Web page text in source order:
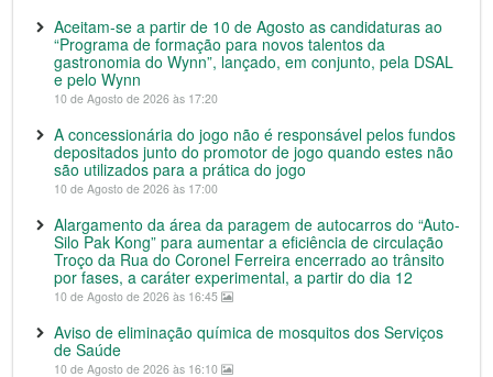
Aceitam-se a partir de 10 de Agosto as candidaturas ao
“Programa de formação para novos talentos da
gastronomia do Wynn”, lançado, em conjunto, pela DSAL
e pelo Wynn
10 de Agosto de 2026 às 17:20
A concessionária do jogo não é responsável pelos fundos
depositados junto do promotor de jogo quando estes não
são utilizados para a prática do jogo
10 de Agosto de 2026 às 17:00
Alargamento da área da paragem de autocarros do “Auto-
Silo Pak Kong” para aumentar a eficiência de circulação
Troço da Rua do Coronel Ferreira encerrado ao trânsito
por fases, a caráter experimental, a partir do dia 12
10 de Agosto de 2026 às 16:45
Aviso de eliminação química de mosquitos dos Serviços
de Saúde
10 de Agosto de 2026 às 16:10